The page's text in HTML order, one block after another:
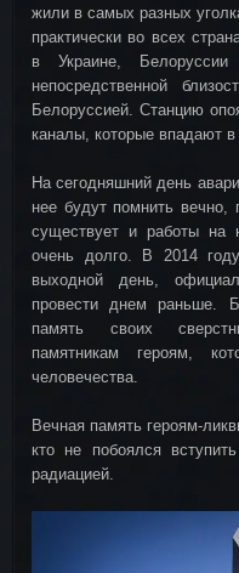
жили в самых разных
практически во всех
в Украине,
непосредственной
Белоруссией. Станцию
каналы, которые впадают в
На сегодняшний день
нее будут помнить вечно,
существует и работы на
очень долго. В 2014
выходной день,
провести днем раньше.
память своих
памятникам героям,
человечества.
Вечная память героям-
кто не побоялся
радиацией.